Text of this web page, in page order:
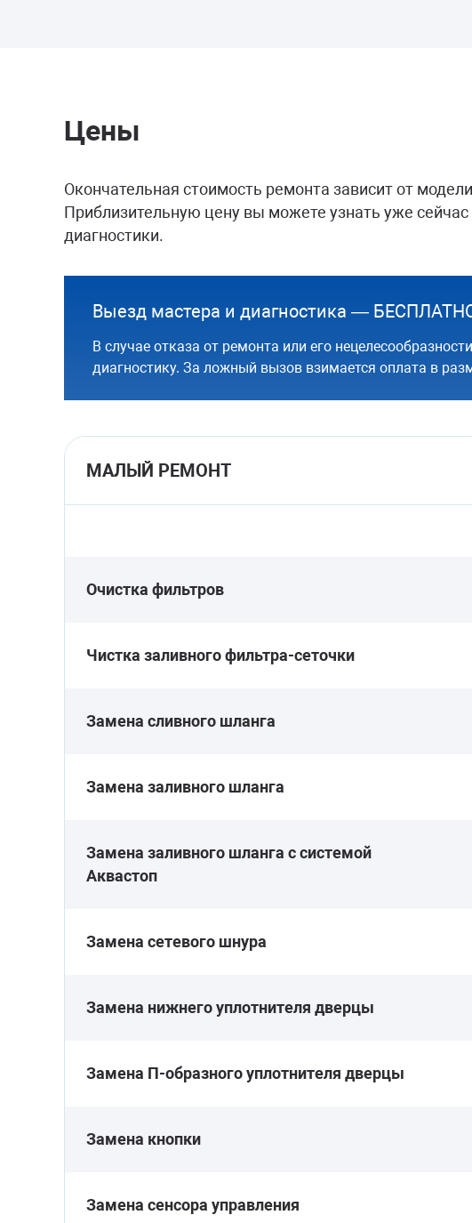
Цены
Окончательная стоимость ремонта зависит от
Приблизительную цену вы можете узнать уже
диагностики.
Выезд мастера и диагностика —
В случае отказа от ремонта или его
диагностику. За ложный вызов взимается оплата в
МАЛЫЙ РЕМОНТ
Очистка фильтров
Чистка заливного фильтра-сеточки
Замена сливного шланга
Замена заливного шланга
Замена заливного шланга с системой
Аквастоп
Замена сетевого шнура
Замена нижнего уплотнителя дверцы
Замена П-образного уплотнителя дверцы
Замена кнопки
Замена сенсора управления